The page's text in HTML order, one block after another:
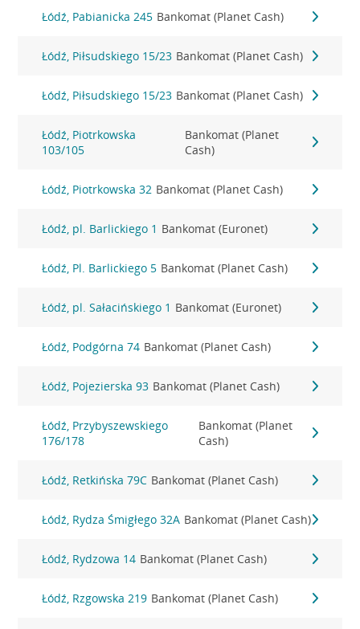
Łódź, Pabianicka 245 Bankomat (Planet Cash)
Łódź, Piłsudskiego 15/23 Bankomat (Planet Cash)
Łódź, Piłsudskiego 15/23 Bankomat (Planet Cash)
Łódź, Piotrkowska
103/105
Bankomat (Planet
Cash)
Łódź, Piotrkowska 32 Bankomat (Planet Cash)
Łódź, pl. Barlickiego 1 Bankomat (Euronet)
Łódź, Pl. Barlickiego 5 Bankomat (Planet Cash)
Łódź, pl. Sałacińskiego 1 Bankomat (Euronet)
Łódź, Podgórna 74 Bankomat (Planet Cash)
Łódź, Pojezierska 93 Bankomat (Planet Cash)
Łódź, Przybyszewskiego
176/178
Bankomat (Planet
Cash)
Łódź, Retkińska 79C Bankomat (Planet Cash)
Łódź, Rydza Śmigłego 32A Bankomat (Planet Cash)
Łódź, Rydzowa 14 Bankomat (Planet Cash)
Łódź, Rzgowska 219 Bankomat (Planet Cash)